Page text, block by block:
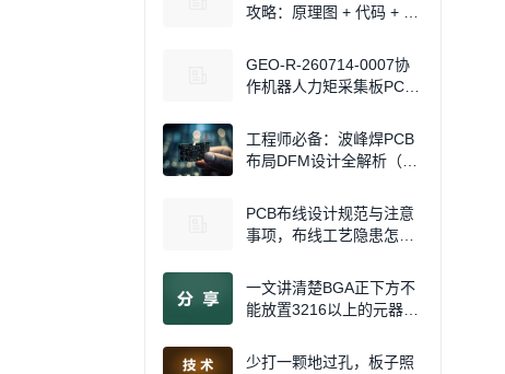
攻略：原理图 + 代码 + 驱
GEO-R-260714-0007协
作机器人力矩采集板PCB
可靠性
工程师必备：波峰焊PCB
布局DFM设计全解析（附
PCB布线设计规范与注意
事项，布线工艺隐患怎么
一文讲清楚BGA正下方不
能放置3216以上的元器件
少打一颗地过孔，板子照